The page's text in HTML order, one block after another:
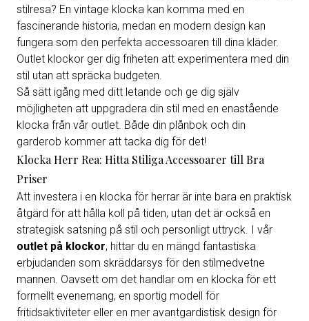
stilresa? En vintage klocka kan komma med en
fascinerande historia, medan en modern design kan
fungera som den perfekta accessoaren till dina kläder.
Outlet klockor ger dig friheten att experimentera med din
stil utan att spräcka budgeten.
Så sätt igång med ditt letande och ge dig själv
möjligheten att uppgradera din stil med en enastående
klocka från vår outlet. Både din plånbok och din
garderob kommer att tacka dig för det!
Klocka Herr Rea: Hitta Stiliga Accessoarer till Bra
Priser
Att investera i en klocka för herrar är inte bara en praktisk
åtgärd för att hålla koll på tiden, utan det är också en
strategisk satsning på stil och personligt uttryck. I vår
outlet på klockor, hittar du en mängd fantastiska
erbjudanden som skräddarsys för den stilmedvetne
mannen. Oavsett om det handlar om en klocka för ett
formellt evenemang, en sportig modell för
fritidsaktiviteter eller en mer avantgardistisk design för